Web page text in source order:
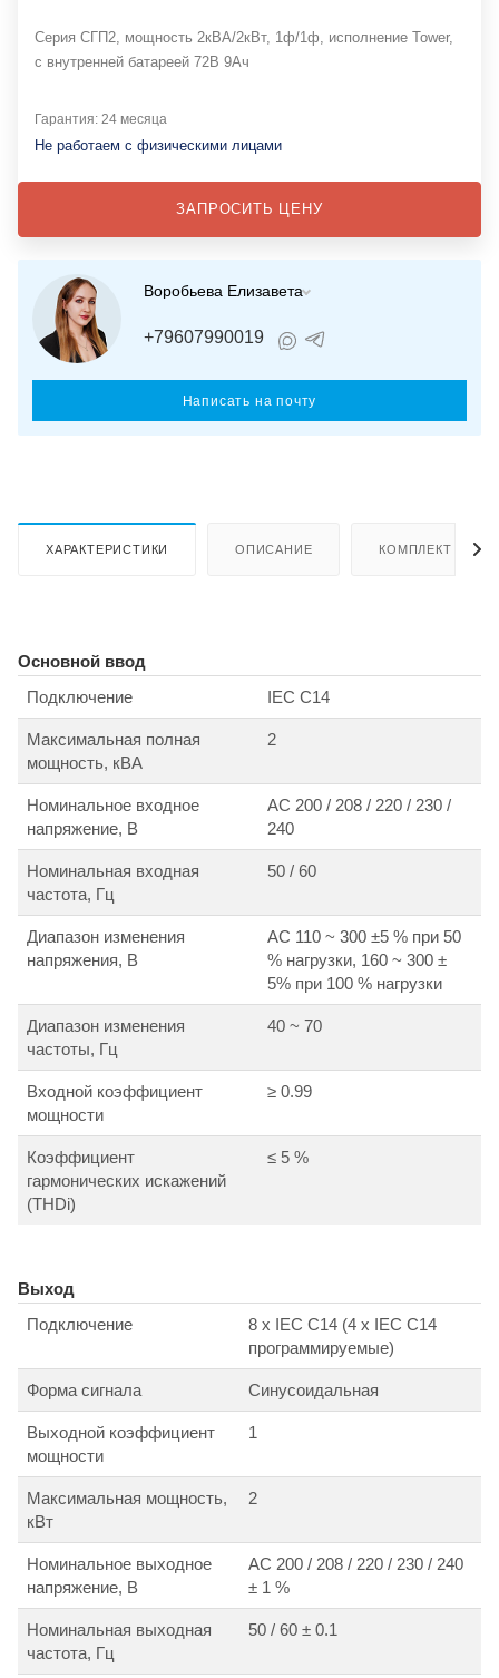
Серия СГП2, мощность 2кВА/2кВт, 1ф/1ф, исполнение Tower,
с внутренней батареей 72В 9Ач
Гарантия: 24 месяца
Не работаем с физическими лицами
ЗАПРОСИТЬ ЦЕНУ
Воробьева Елизавета
+79607990019
Написать на почту
ХАРАКТЕРИСТИКИ ОПИСАНИЕ КОМПЛЕКТ
Основной ввод
Подключение
IEC C14
Максимальная полная
мощность, кВА
2
Номинальное входное
напряжение, В
АС 200 / 208 / 220 / 230 /
240
Номинальная входная
частота, Гц
50 / 60
Диапазон изменения
напряжения, В
АС 110 ~ 300 ±5 % при 50
% нагрузки, 160 ~ 300 ±
5% при 100 % нагрузки
Диапазон изменения
частоты, Гц
40 ~ 70
Входной коэффициент
мощности
≥ 0.99
Коэффициент
гармонических искажений
(THDi)
≤ 5 %
Выход
Подключение
8 х IEC C14 (4 х IEC C14
программируемые)
Форма сигнала Синусоидальная
Выходной коэффициент
мощности
1
Максимальная мощность,
кВт
2
Номинальное выходное
напряжение, В
АС 200 / 208 / 220 / 230 / 240
± 1 %
Номинальная выходная
частота, Гц
50 / 60 ± 0.1